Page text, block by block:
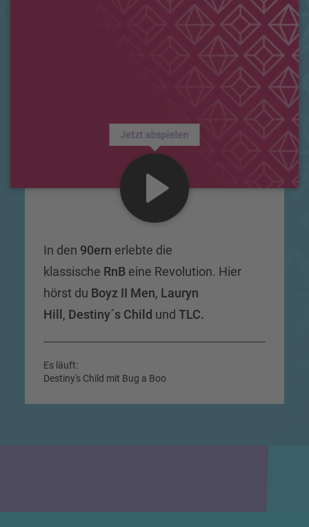
Jetzt abspielen
In den 90ern erlebte die
klassische RnB eine Revolution. Hier
hörst du Boyz II Men, Lauryn
Hill , Destiny´s Child und TLC.
Es läuft:
Destiny's Child mit Bug a Boo